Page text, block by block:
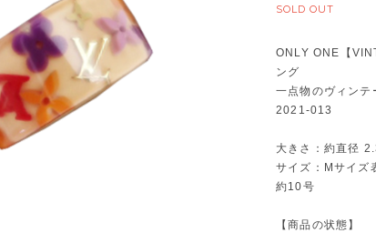
SOLD OUT
ONLY ONE【
ング
一点物のヴィンテ
2021-013
大きさ：約直径
サイズ：Mサイズ
約10号
【商品の状態】